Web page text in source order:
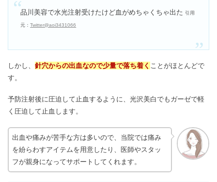
品川美容で水光注射受けたけど血がめちゃくちゃ出た 引用
元：Twitter@aoi3431066
しかし、 針穴からの出血なので少量で落ち着く ことがほとんどで
す。
予防注射後に圧迫して止血するように、光沢美白でもガーゼで軽
く圧迫して止血します。
出血や痛みが苦手な方は多いので、当院では痛み
を紛らわすアイテムを用意したり、医師やスタッ
フが親身になってサポートしてくれます。